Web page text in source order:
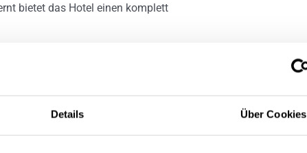
Details Über Cookies
bietet das Hotel einen komplett